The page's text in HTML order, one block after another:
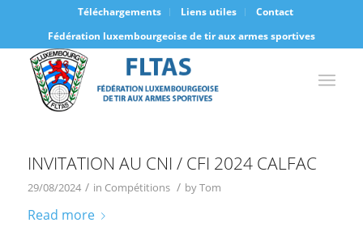
Téléchargements Liens utiles
Contact
Fédération luxembourgeoise de tir aux armes sportives
INVITATION AU CNI / CFI 2024 CALFAC
29/08/2024 / in Compétitions / byTom
Read more